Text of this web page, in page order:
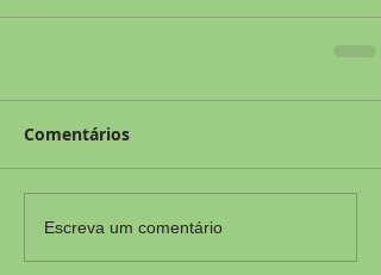
Comentários
Escreva um comentário